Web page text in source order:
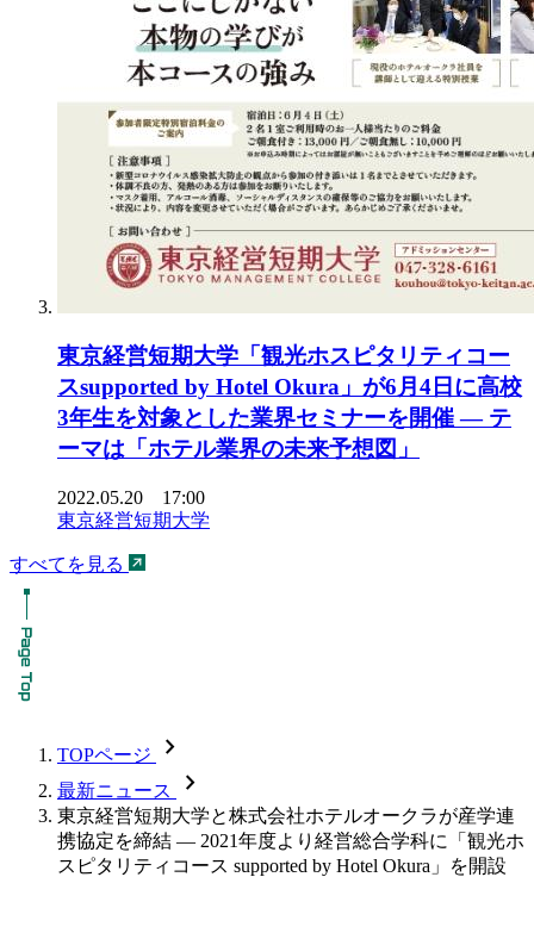
東京経営短期大学「観光ホスピタリティコー
スsupported by Hotel Okura」が6月4日に高校
3年生を対象とした業界セミナーを開催 — テ
ーマは「ホテル業界の未来予想図」
2022.05.20 17:00
東京経営短期大学
すべてを見る
TOPページ chevron_forward
最新ニュース chevron_forward
東京経営短期大学と株式会社ホテルオークラが産学連
携協定を締結 — 2021年度より経営総合学科に「観光ホ
スピタリティコース supported by Hotel Okura」を開設